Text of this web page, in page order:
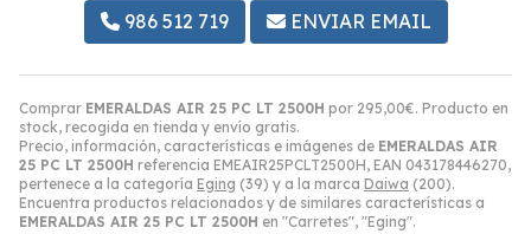
Comprar EMERALDAS AIR 25 PC LT 2500H por 295,00€. Producto en
stock, recogida en tienda y envío gratis.
Precio, información, características e imágenes de EMERALDAS AIR
25 PC LT 2500H referencia EMEAIR25PCLT2500H, EAN 043178446270,
pertenece a la categoría Eging (39) y a la marca Daiwa (200).
Encuentra productos relacionados y de similares características a
EMERALDAS AIR 25 PC LT 2500H en "Carretes", "Eging".
986 512 719 ENVIAR EMAIL